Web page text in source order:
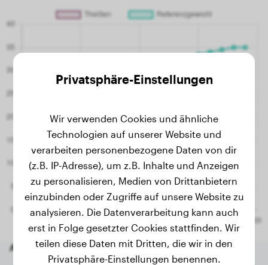
Andere zufällige Hunde
Privatsphäre-Einstellungen
Wir verwenden Cookies und ähnliche
Technologien auf unserer Website und
verarbeiten personenbezogene Daten von dir
(z.B. IP-Adresse), um z.B. Inhalte und Anzeigen
zu personalisieren, Medien von Drittanbietern
einzubinden oder Zugriffe auf unsere Website zu
analysieren. Die Datenverarbeitung kann auch
erst in Folge gesetzter Cookies stattfinden. Wir
teilen diese Daten mit Dritten, die wir in den
Privatsphäre-Einstellungen benennen.